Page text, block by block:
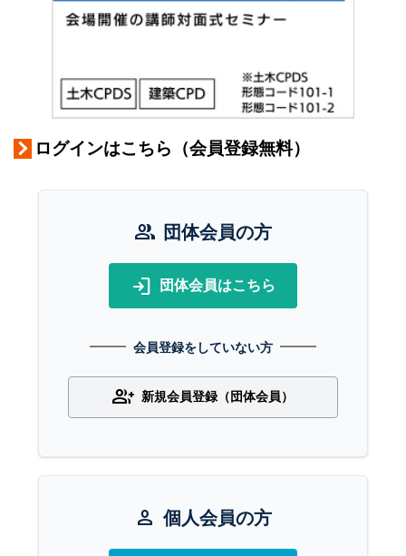
ログインはこちら（会員登録無料）
group 団体会員の方
login 団体会員はこちら
会員登録をしていない方
group_add 新規会員登録（団体会員）
person 個人会員の方